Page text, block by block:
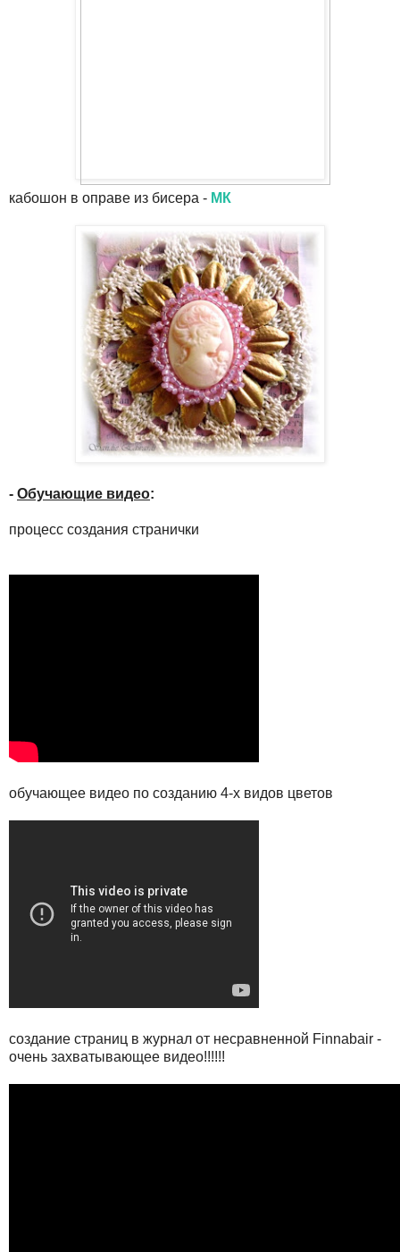
кабошон в оправе из бисера - МК
- Обучающие видео:
процесс создания странички
обучающее видео по созданию 4-х видов цветов
создание страниц в журнал от несравненной Finnabair -
очень захватывающее видео!!!!!!